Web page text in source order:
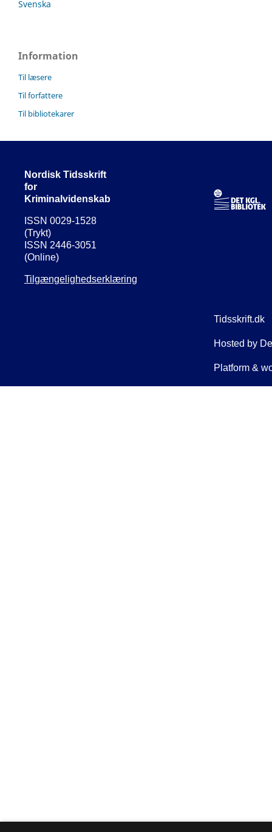
Svenska
Information
Til læsere
Til forfattere
Til bibliotekarer
Nordisk Tidsskrift
for
Kriminalvidenskab
ISSN 0029-1528
(Trykt)
ISSN 2446-3051
(Online)
Tilgængelighedserklæring